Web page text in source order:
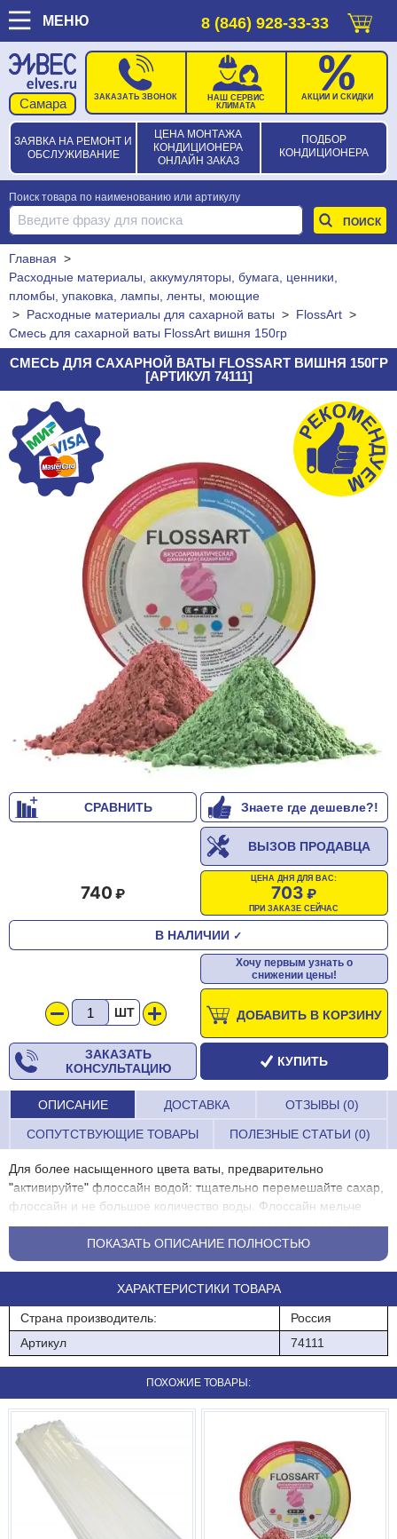
МЕНЮ 8 (846) 928-33-33
ЗАЯВКА НА РЕМОНТ И
ОБСЛУЖИВАНИЕ
ЦЕНА МОНТАЖА
КОНДИЦИОНЕРА
ОНЛАЙН ЗАКАЗ
ПОДБОР
КОНДИЦИОНЕРА
ЗАКАЗАТЬ ЗВОНОК
НАШ СЕРВИС
КЛИМАТА
АКЦИИ И СКИДКИ
Поиск товара по наименованию или артикулу
Главная >
Расходные материалы, аккумуляторы, бумага, ценники,
пломбы, упаковка, лампы, ленты, моющие
> Расходные материалы для сахарной ваты > FlossArt >
Смесь для сахарной ваты FlossArt вишня 150гр
СМЕСЬ ДЛЯ САХАРНОЙ ВАТЫ FLOSSART ВИШНЯ 150ГР
[АРТИКУЛ 74111]
СРАВНИТЬ Знаете где дешевле?!
ВЫЗОВ ПРОДАВЦА
ЦЕНА ДНЯ ДЛЯ ВАС:
703
ПРИ ЗАКАЗЕ СЕЙЧАС
740
В НАЛИЧИИ ✓
Хочу первым узнать о
снижении цены!
ШТ ДОБАВИТЬ В КОРЗИНУ
ЗАКАЗАТЬ
КОНСУЛЬТАЦИЮ
КУПИТЬ
ОПИСАНИЕ ДОСТАВКА ОТЗЫВЫ (0)
СОПУТСТВУЮЩИЕ ТОВАРЫ ПОЛЕЗНЫЕ СТАТЬИ (0)
Для более насыщенного цвета ваты, предварительно
"активируйте" флоссайн водой: тщательно перемешайте сахар,
флоссайн и не большое количество воды. Флоссайн мельче
сахара и только так он полностью раскрывается и отдаёт цвет,
поскольку в замесе образуется комковатый, уже окрашенный
сахар, а не смесь сухого сахара с флоссайном-пылью.
Расход 1-2 ст/ложки на 4,5 кг сахара
Тара: пластиковая банка 0,15 кг. Кратность в коробке: 32 шт.
Смесь вкусоароматическая для сахарной ваты, FlossArt вишня.
ПОКАЗАТЬ ОПИСАНИЕ ПОЛНОСТЬЮ
ХАРАКТЕРИСТИКИ ТОВАРА
Страна производитель:
Россия
Артикул
74111
ПОХОЖИЕ ТОВАРЫ: